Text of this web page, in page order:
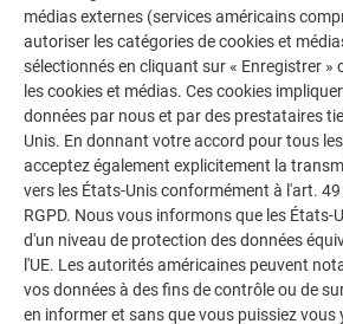
il s’agit de notretuile solaire, un
directement incorporé dans la
s’insère harmonieusement dans
s’agisse des rives, des égouts ou des
offrir une finition homogène et
le reste de la toiture. Avec ces deux
couvrons à la fois les besoins
ceux de l’intégration architecturale en
garantissant une esthétique maîtrisée.
médias externes (services américains
autoriser les catégories de cookies et
sélectionnés en cliquant sur « Enregistrer »
les cookies et médias. Ces cookies
données par nous et par des prestataires
Unis. En donnant votre accord pour tous
acceptez également explicitement la
vers les États-Unis conformément à l'art.
RGPD. Nous vous informons que les États-
d'un niveau de protection des données
l'UE. Les autorités américaines peuvent
vos données à des fins de contrôle ou de
en informer et sans que vous puissiez vous